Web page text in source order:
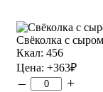
Свёколка с
Ккал: 456
Цена: +363₽
– +